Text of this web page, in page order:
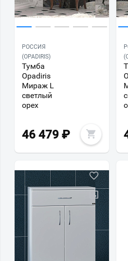
РОССИЯ
(OPADIRIS)
Тумба
Opadiris
Мираж L
светлый
орех
46 479 ₽